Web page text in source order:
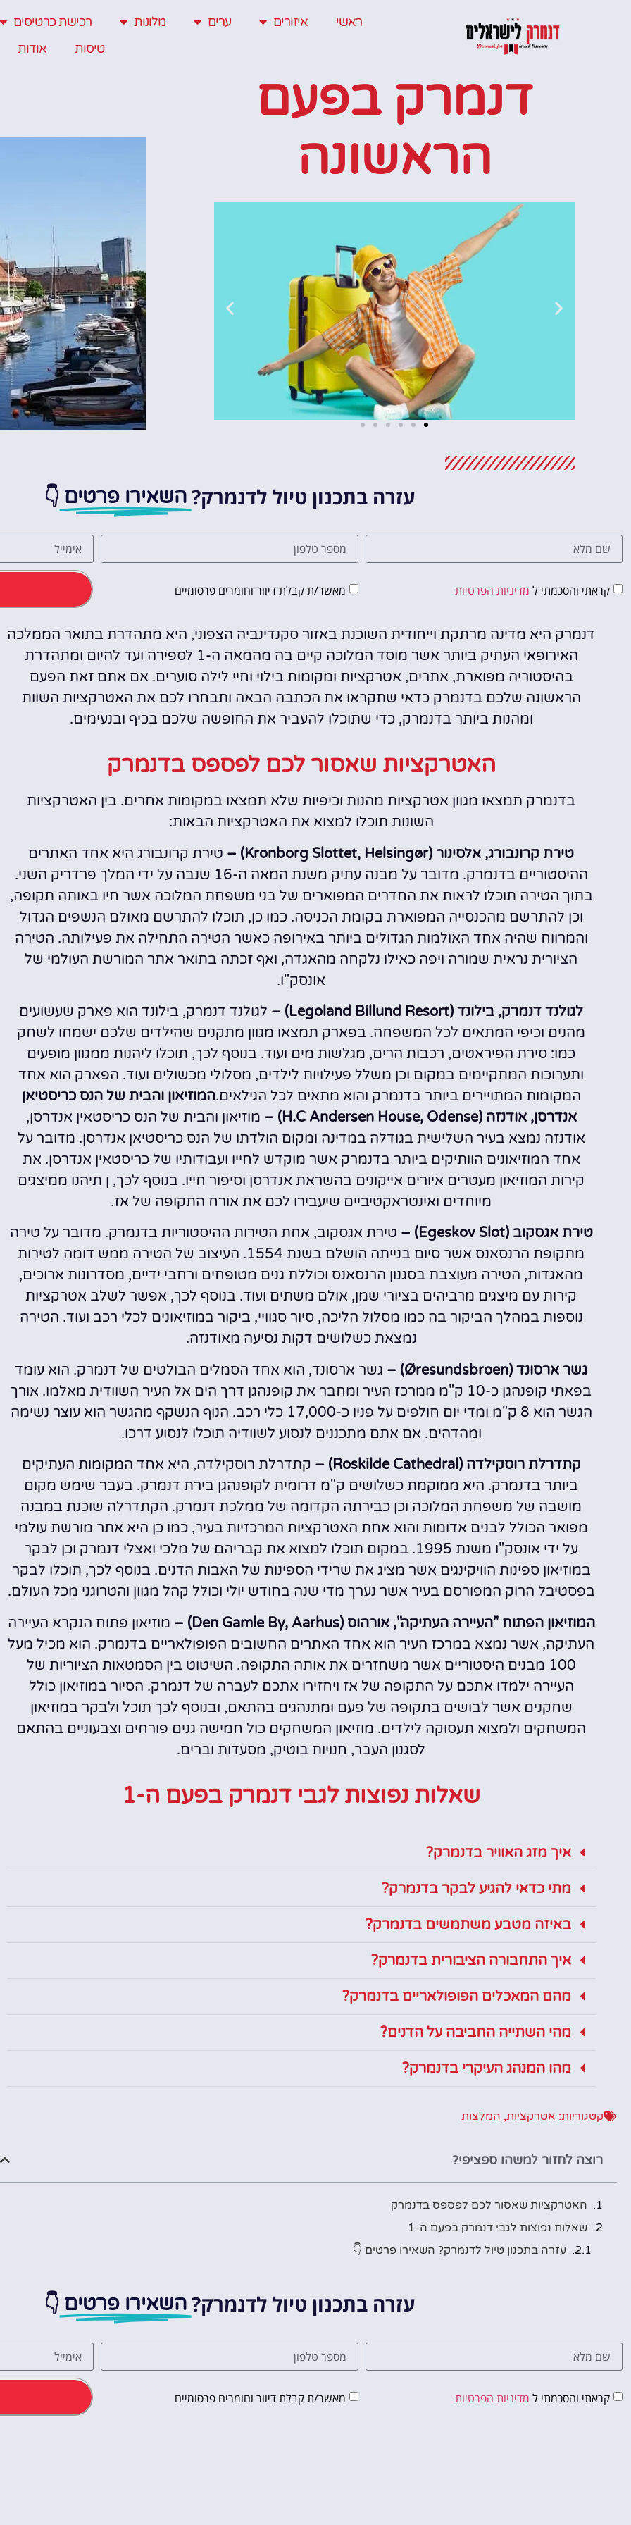
ראשי איזורים ערים מלונות
רכישת כרטיסים
טיסות
אודות
דנמרק בפעם
הראשונה
עזרה בתכנון טיול לדנמרק? השאירו פרטים 👇
קראתי והסכמתי ל מדיניות הפרטיות מאשר/ת קבלת דיוור וחומרים פרסומיים
דנמרק היא מדינה מרתקת וייחודית השוכנת באזור סקנדינביה הצפוני, היא מתהדרת בתואר הממלכה
האירופאי העתיק ביותר אשר מוסד המלוכה קיים בה מהמאה ה-1 לספירה ועד להיום ומתהדרת
בהיסטוריה מפוארת, אתרים, אטרקציות ומקומות בילוי וחיי לילה סוערים. אם אתם זאת הפעם
הראשונה שלכם בדנמרק כדאי שתקראו את הכתבה הבאה ותבחרו לכם את האטרקציות השוות
ומהנות ביותר בדנמרק, כדי שתוכלו להעביר את החופשה שלכם בכיף ובנעימים.
האטרקציות שאסור לכם לפספס בדנמרק
בדנמרק תמצאו מגוון אטרקציות מהנות וכיפיות שלא תמצאו במקומות אחרים. בין האטרקציות
השונות תוכלו למצוא את האטרקציות הבאות:
טירת קרונבורג, אלסינור (Kronborg Slottet, Helsingør) –
טירת קרונבורג היא אחד האתרים
ההיסטוריים בדנמרק. מדובר על מבנה עתיק משנת המאה ה-16 שנבה על ידי המלך פרדריק השני.
בתוך הטירה תוכלו לראות את החדרים המפוארים של בני משפחת המלוכה אשר חיו באותה תקופה,
וכן להתרשם מהכנסייה המפוארת בקומת הכניסה. כמו כן, תוכלו להתרשם מאולם הנשפים הגדול
והמרווח שהיה אחד האולמות הגדולים ביותר באירופה כאשר הטירה התחילה את פעילותה. הטירה
הציורית נראית שמורה ויפה כאילו נלקחה מהאגדה, ואף זכתה בתואר אתר המורשת העולמי של
אונסק"ו.
לגולנד דנמרק, בילונד (Legoland Billund Resort) –
לגולנד דנמרק, בילונד הוא פארק שעשועים
מהנים וכיפי המתאים לכל המשפחה. בפארק תמצאו מגוון מתקנים שהילדים שלכם ישמחו לשחק
כמו: סירת הפיראטים, רכבות הרים, מגלשות מים ועוד. בנוסף לכך, תוכלו ליהנות ממגוון מופעים
ותערוכות המתקיימים במקום וכן משלל פעילויות לילדים, מסלולי מכשולים ועוד. הפארק הוא אחד
המקומות המתויירים ביותר בדנמרק והוא מתאים לכל הגילאים.המוזיאון והבית של הנס כריסטיאן
אנדרסן, אודנזה (H.C Andersen House, Odense) –
מוזיאון והבית של הנס כריסטאין אנדרסן,
אודנזה נמצא בעיר השלישית בגודלה במדינה ומקום הולדתו של הנס כריסטיאן אנדרסן. מדובר על
אחד המוזיאונים הוותיקים ביותר בדנמרק אשר מוקדש לחייו ועבודותיו של כריסטאין אנדרסן. את
קירות המוזיאון מעטרים איורים אייקונים בהשראת אנדרסן וסיפור חייו. בנוסף לכך, ן תיהנו ממיצגים
מיוחדים ואינטראקטיביים שיעבירו לכם את אורח התקופה של אז.
טירת אגסקוב (Egeskov Slot) –
טירת אגסקוב, אחת הטירות ההיסטוריות בדנמרק. מדובר על טירה
מתקופת הרנסאנס אשר סיום בנייתה הושלם בשנת 1554. העיצוב של הטירה ממש דומה לטירות
מהאגדות, הטירה מעוצבת בסגנון הרנסאנס וכוללת גנים מטופחים ורחבי ידיים, מסדרונות ארוכים,
קירות עם מיצגים מרביהים בציורי שמן, אולם משתים ועוד. בנוסף לכך, אפשר לשלב אטרקציות
נוספות במהלך הביקור בה כמו מסלול הליכה, סיור סגוויי, ביקור במוזיאונים לכלי רכב ועוד. הטירה
נמצאת כשלושים דקות נסיעה מאודנזה.
גשר ארסונד (Øresundsbroen) –
גשר ארסונד, הוא אחד הסמלים הבולטים של דנמרק. הוא עומד
בפאתי קופנהגן כ-10 ק"מ ממרכז העיר ומחבר את קופנהגן דרך הים אל העיר השוודית מאלמו. אורך
הגשר הוא 8 ק"מ ומדי יום חולפים על פניו כ-17,000 כלי רכב. הנוף הנשקף מהגשר הוא עוצר נשימה
ומהדהים. אם אתם מתכננים לנסוע לשוודיה תוכלו לנסוע דרכו.
קתדרלת רוסקילדה (Roskilde Cathedral) –
קתדרלת רוסקילדה, היא אחד המקומות העתיקים
ביותר בדנמרק. היא ממוקמת כשלושים ק"מ דרומית לקופנהגן בירת דנמרק. בעבר שימש מקום
מושבה של משפחת המלוכה וכן כבירתה הקדומה של ממלכת דנמרק. הקתדרלה שוכנת במבנה
מפואר הכולל לבנים אדומות והוא אחת האטרקציות המרכזיות בעיר, כמו כן היא אתר מורשת עולמי
על ידי אונסק"ו משנת 1995. במקום תוכלו למצוא את קבריהם של מלכי ואצלי דנמרק וכן לבקר
במוזיאון ספינות הוויקינגים אשר מציג את שרידי הספינות של האבות הדנים. בנוסף לכך, תוכלו לבקר
בפסטיבל הרוק המפורסם בעיר אשר נערך מדי שנה בחודש יולי וכולל קהל מגוון והטרוגני מכל העולם.
המוזיאון הפתוח "העיירה העתיקה", אורהוס (Den Gamle By, Aarhus) –
מוזיאון פתוח הנקרא העיירה
העתיקה, אשר נמצא במרכז העיר הוא אחד האתרים החשובים הפופולאריים בדנמרק. הוא מכיל מעל
100 מבנים היסטוריים אשר משחזרים את אותה התקופה. השיטוט בין הסמטאות הציוריות של
העיירה ילמדו אתכם על התקופה של אז ויחזירו אתכם לעברה של דנמרק. הסיור במוזיאון כולל
שחקנים אשר לבושים בתקופה של פעם ומתנהגים בהתאם, ובנוסף לכך תוכל ולבקר במוזיאון
המשחקים ולמצוא תעסוקה לילדים. מוזיאון המשחקים כול חמישה גנים פורחים וצבעוניים בהתאם
לסגנון העבר, חנויות בוטיק, מסעדות וברים.
שאלות נפוצות לגבי דנמרק בפעם ה-1
איך מזג האוויר בדנמרק?
מתי כדאי להגיע לבקר בדנמרק?
באיזה מטבע משתמשים בדנמרק?
איך התחבורה הציבורית בדנמרק?
מהם המאכלים הפופולאריים בדנמרק?
מהי השתייה החביבה על הדנים?
מהו המנהג העיקרי בדנמרק?
קטגוריות: אטרקציות, המלצות
רוצה לחזור למשהו ספציפי?
האטרקציות שאסור לכם לפספס בדנמרק
שאלות נפוצות לגבי דנמרק בפעם ה-1
עזרה בתכנון טיול לדנמרק? השאירו פרטים 👇
עזרה בתכנון טיול לדנמרק? השאירו פרטים 👇
קראתי והסכמתי ל מדיניות הפרטיות מאשר/ת קבלת דיוור וחומרים פרסומיים